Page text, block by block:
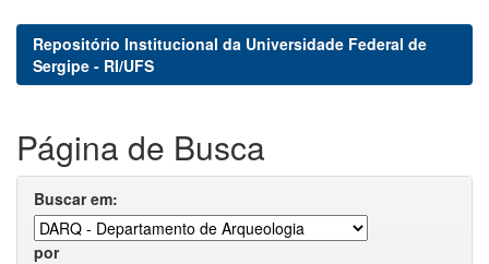
Repositório Institucional da Universidade Federal de
Sergipe - RI/UFS
Página de Busca
Buscar em:
por